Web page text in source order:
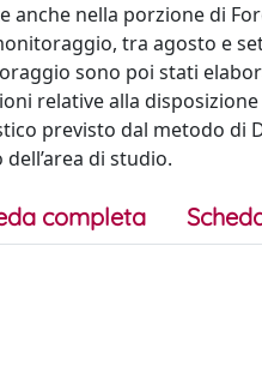
anche nella porzione di
tra agosto e
sono poi stati
relative alla
previsto dal metodo di
di studio.
completa